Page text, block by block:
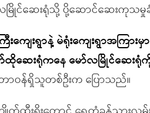
င်ဆေးရုံသို့ ပို့ဆောင်ဆေးကုသ
ကျေးရွာနဲ့ မဲရုံးကျေးရွာအကြ
ေးရုံကနေ မော်လမြိုင်ဆေးရုံ
ရှိသူတစ်ဦးက ပြောသည်။